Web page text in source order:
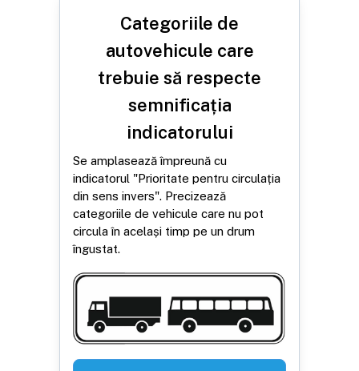
Categoriile de
autovehicule care
trebuie să respecte
semnificația
indicatorului
Se amplasează împreună cu
indicatorul "Prioritate pentru circulația
din sens invers". Precizează
categoriile de vehicule care nu pot
circula în același timp pe un drum
îngustat.